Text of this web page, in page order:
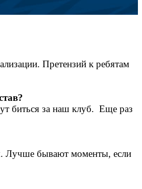
Претензий к ребятам
биться за наш клуб. Еще раз
Лучше бывают моменты, если